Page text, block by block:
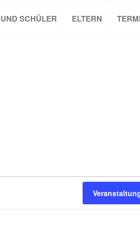
SCHÜLER ELTERN